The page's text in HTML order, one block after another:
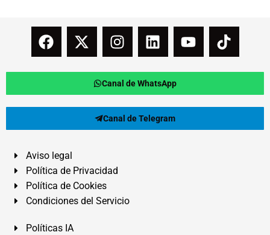
Canal de WhatsApp
Canal de Telegram
Aviso legal
Política de Privacidad
Política de Cookies
Condiciones del Servicio
Políticas IA